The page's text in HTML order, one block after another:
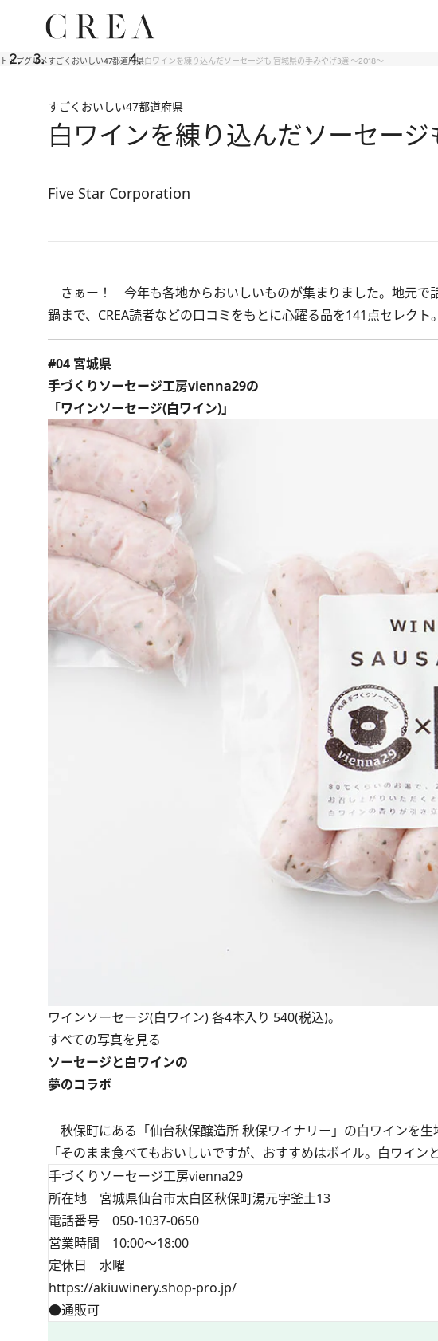
トップグルメすごくおいしい47都道府県白ワインを練り込んだソーセージも 宮城県の手みやげ3選 ～2018～
すごくおいしい47都道府県
白ワインを練り込んだソーセー
Five Star Corporation
さぁー！ 今年も各地からおいしいものが集まりました。地元で
鍋まで、CREA読者などの口コミをもとに心躍る品を141点セレクト
#04 宮城県
手づくりソーセージ工房vienna29の
「ワインソーセージ(白ワイン)」
ワインソーセージ(白ワイン) 各4本入り 540(税込)。
すべての写真を見る
ソーセージと白ワインの
夢のコラボ
秋保町にある「仙台秋保醸造所 秋保ワイナリー」の白ワインを生
「そのまま食べてもおいしいですが、おすすめはボイル。白ワイ
手づくりソーセージ工房vienna29
所在地 宮城県仙台市太白区秋保町湯元字釜土13
電話番号 050-1037-0650
営業時間 10:00～18:00
定休日 水曜
https://akiuwinery.shop-pro.jp/
●通販可